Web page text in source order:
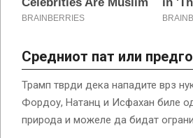
Средниот пат или
Трамп тврди дека нападите врз
Фордоу, Натанц и Исфахан биле
природа и можеле да бидат